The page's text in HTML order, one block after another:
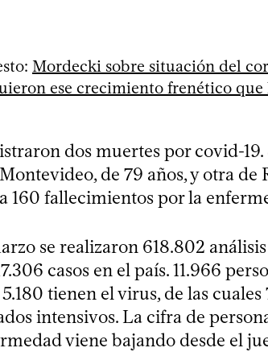
Mordecki sobre situación del
ese crecimiento frenético que
dos muertes por covid-19.
de 79 años, y otra de
160 fallecimientos por la
se realizaron 618.802
casos en el país. 11.966
tienen el virus, de las cuales
intensivos. La cifra de
viene bajando desde el